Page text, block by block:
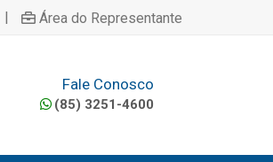
| Área do Representante
Fale Conosco
(85) 3251-4600